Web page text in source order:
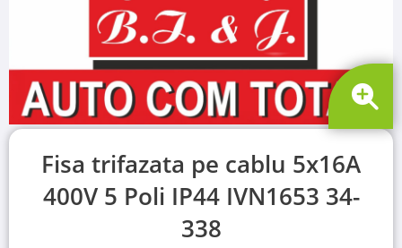
Fisa trifazata pe cablu 5x16A
400V 5 Poli IP44 IVN1653 34-
338